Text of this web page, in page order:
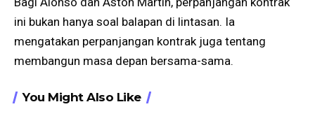
ini bukan hanya soal balapan di lintasan. Ia
mengatakan perpanjangan kontrak juga tentang
membangun masa depan bersama-sama.
You Might Also Like